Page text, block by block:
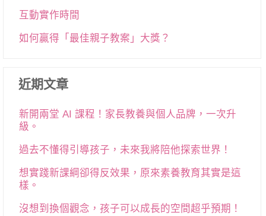
互動實作時間
如何贏得「最佳親子教案」大獎？
近期文章
新開兩堂 AI 課程！家長教養與個人品牌，一次升
級。
過去不懂得引導孩子，未來我將陪他探索世界！
想實踐新課綱卻得反效果，原來素養教育其實是這
樣。
沒想到換個觀念，孩子可以成長的空間超乎預期！